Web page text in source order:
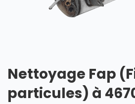
Nettoyage Fap
particules) à